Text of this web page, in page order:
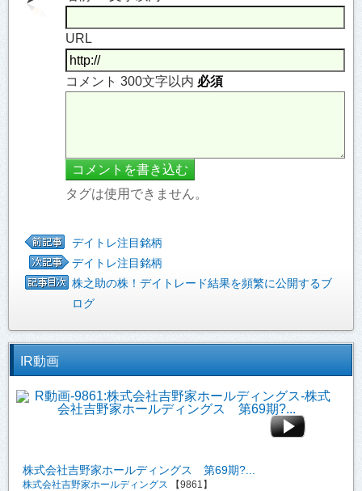
URL
コメント 300文字以内 必須
タグは使用できません。
デイトレ注目銘柄
デイトレ注目銘柄
株之助の株！デイトレード結果を頻繁に公開するブ
ログ
IR動画
株式会社吉野家ホールディングス 第69期?...
株式会社吉野家ホールディングス 【9861】